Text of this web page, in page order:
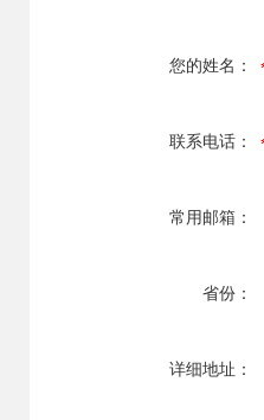
您的姓名：
联系电话：
常用邮箱：
省份：
详细地址：